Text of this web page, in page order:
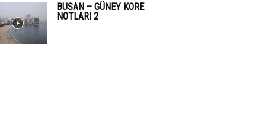
BUSAN – GÜNEY KORE
NOTLARI 2